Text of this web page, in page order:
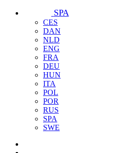
SPA
CES
DAN
NLD
ENG
FRA
DEU
HUN
ITA
POL
POR
RUS
SPA
SWE